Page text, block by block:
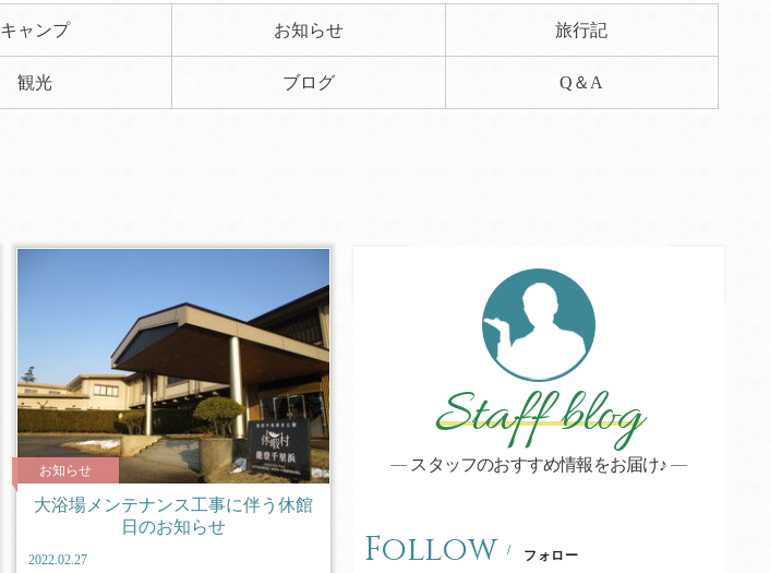
キャンプ お知らせ 旅行記
観光 ブログ Q＆A
お知らせ
大浴場メンテナンス工事に伴う休館
日のお知らせ
2022.02.27
Staff blog
スタッフのおすすめ情報をお届け♪
Follow フォロー